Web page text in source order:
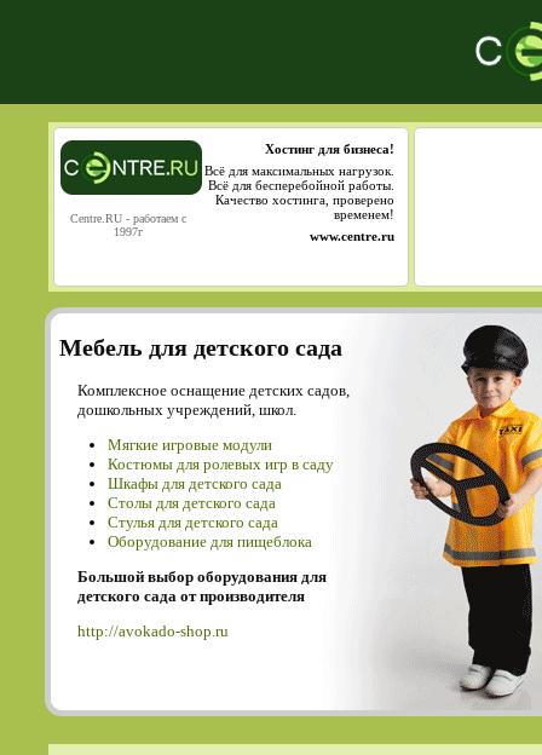
Centre.RU - работаем с
1997г
Хостинг для бизнеса!
Всё для максимальных нагрузок.
Всё для бесперебойной работы.
Качество хостинга, проверено
временем!
www.centre.ru
Мебель для детского сада
Комплексное оснащение детских садов,
дошкольных учреждений, школ.
Мягкие игровые модули
Костюмы для ролевых игр в саду
Шкафы для детского сада
Столы для детского сада
Cтулья для детского сада
Оборудование для пищеблока
Большой выбор оборудования для
детского сада от производителя
http://avokado-shop.ru